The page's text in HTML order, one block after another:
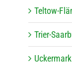
Teltow-
Trier-